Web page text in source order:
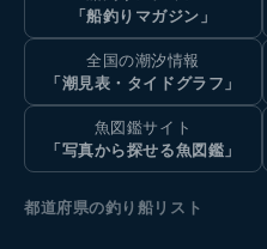
「船釣りマガジン」
全国の潮汐情報
「潮見表・タイドグラフ」
魚図鑑サイト
「写真から探せる魚図鑑」
都道府県の釣り船リスト